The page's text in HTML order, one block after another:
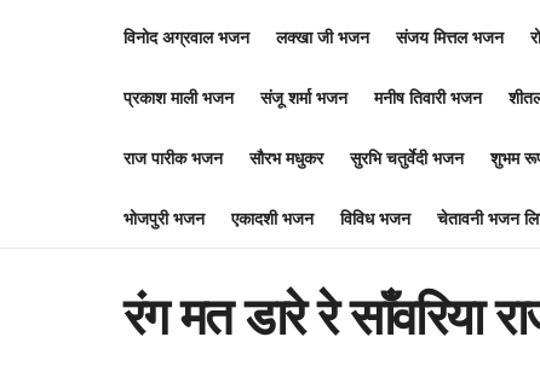
विनोद अग्रवाल भजन लक्खा जी भजन संजय मित्तल भजन
प्रकाश माली भजन संजू शर्मा भजन मनीष तिवारी भजन
राज पारीक भजन सौरभ मधुकर सुरभि चतुर्वेदी भजन शुभम
भोजपुरी भजन एकादशी भजन विविध भजन चेतावनी भजन
रंग मत डारे रे साँवरिया